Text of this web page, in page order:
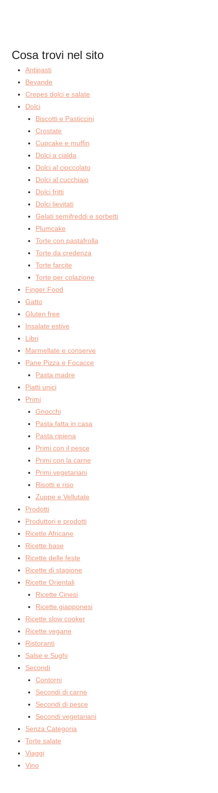
Cosa trovi nel sito
Antipasti
Bevande
Crepes dolci e salate
Dolci
Biscotti e Pasticcini
Crostate
Cupcake e muffin
Dolci a cialda
Dolci al cioccolato
Dolci al cucchiaio
Dolci fritti
Dolci lievitati
Gelati semifreddi e sorbetti
Plumcake
Torte con pastafrolla
Torte da credenza
Torte farcite
Torte per colazione
Finger Food
Gatto
Gluten free
Insalate estive
Libri
Marmellate e conserve
Pane Pizza e Focacce
Pasta madre
Piatti unici
Primi
Gnocchi
Pasta fatta in casa
Pasta ripiena
Primi con il pesce
Primi con la carne
Primi vegetariani
Risotti e riso
Zuppe e Vellutate
Prodotti
Produttori e prodotti
Ricette Africane
Ricette base
Ricette delle feste
Ricette di stagione
Ricette Orientali
Ricette Cinesi
Ricette giapponesi
Ricette slow cooker
Ricette vegane
Ristoranti
Salse e Sughi
Secondi
Contorni
Secondi di carne
Secondi di pesce
Secondi vegetariani
Senza Categoria
Torte salate
Viaggi
Vino